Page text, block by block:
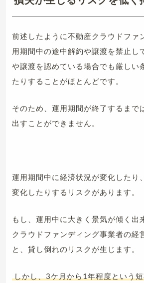
前述したように不動産クラウドファ
用期間中の途中解約や譲渡を禁止し
や譲渡を認めている場合でも厳しい
たりすることがほとんどです。
そのため、運用期間が終了するまで
出すことができません。
運用期間中に経済状況が変化したり
変化したりするリスクがあります。
もし、運用中に大きく景気が傾く出
クラウドファンディング事業者の経
と、貸し倒れのリスクが生じます。
しかし、3ケ月から1年程度という